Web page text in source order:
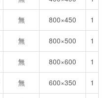
無 800×450
1
無 800×500 1
無 800×600 1
無 600×350 1